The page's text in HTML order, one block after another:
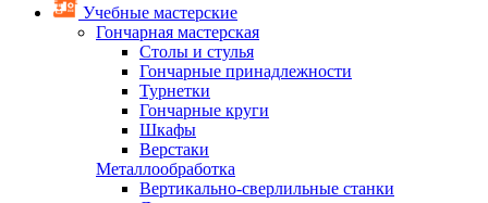
Учебные мастерские
Гончарная мастерская
Столы и стулья
Гончарные принадлежности
Турнетки
Гончарные круги
Шкафы
Верстаки
Металлообработка
Вертикально-сверлильные станки